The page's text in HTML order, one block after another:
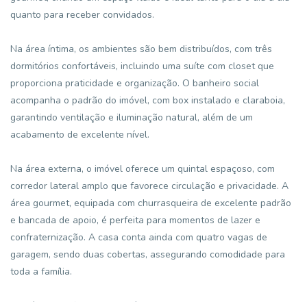
quanto para receber convidados.
Na área íntima, os ambientes são bem distribuídos, com três
dormitórios confortáveis, incluindo uma suíte com closet que
proporciona praticidade e organização. O banheiro social
acompanha o padrão do imóvel, com box instalado e claraboia,
garantindo ventilação e iluminação natural, além de um
acabamento de excelente nível.
Na área externa, o imóvel oferece um quintal espaçoso, com
corredor lateral amplo que favorece circulação e privacidade. A
área gourmet, equipada com churrasqueira de excelente padrão
e bancada de apoio, é perfeita para momentos de lazer e
confraternização. A casa conta ainda com quatro vagas de
garagem, sendo duas cobertas, assegurando comodidade para
toda a família.